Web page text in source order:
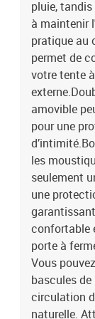
pluie,
à maintenir
pratique au
permet de
votre tente
amovible
pour une
les
seulement
une
confortable
porte à
Vous
bascules
circulation
naturelle.